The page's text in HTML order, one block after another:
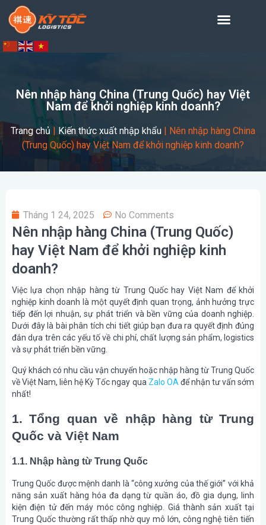
Nên nhập hàng China (Trung Quốc) hay Việt
Nam để khởi nghiệp kinh doanh?
Trang chủ | Kiến thức xuất nhập khẩu | Nên nhập hàng China
(Trung Quốc) hay Việt Nam để khởi nghiệp kinh doanh?
Tháng 1 24, 2025 No Comments
Nên nhập hàng China (Trung Quốc)
hay Việt Nam để khởi nghiệp kinh
doanh?
Việc lựa chọn nhập hàng từ Trung Quốc hay Việt Nam để khởi
nghiệp kinh doanh là một quyết định quan trọng, ảnh hưởng trực
tiếp đến lợi nhuận, sự phát triển và bền vững của doanh nghiệp.
Dưới đây là bài phân tích chi tiết giúp bạn đưa ra quyết định đúng
đắn dựa trên các yếu tố về chi phí, chất lượng sản phẩm, logistics
và sự phát triển bền vững.
Quý khách có nhu cầu vận chuyển hoặc nhập hàng từ Trung Quốc
về Việt Nam, liên hệ Kỳ Tốc ngay qua Zalo OA để nhận tư vấn sớm
nhất!
1. Tổng quan về nhập hàng từ Trung
Quốc và Việt Nam
1.1. Nhập hàng từ Trung Quốc
Trung Quốc được mệnh danh là “công xưởng của thế giới” với khả
năng sản xuất hàng hóa đa dạng từ quần áo, đồ gia dụng, linh
kiện điện tử đến máy móc công nghiệp. Giá thành sản xuất tại
Trung Quốc thường rất thấp nhờ quy mô lớn, công nghệ tiên tiến